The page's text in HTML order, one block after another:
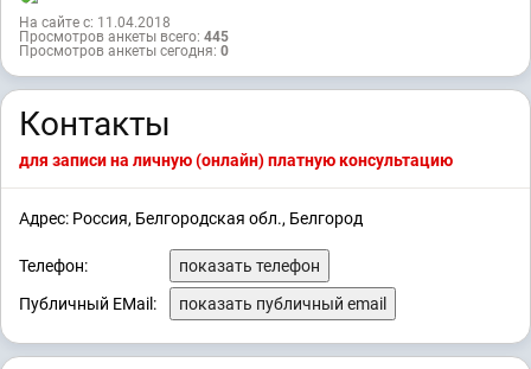
На сайте с: 11.04.2018
Просмотров анкеты всего: 445
Просмотров анкеты сегодня: 0
Контакты
для записи на личную (онлайн) платную консультацию
Адрес: Россия, Белгородская обл., Белгород
Телефон:
показать телефон
Публичный EMail:
показать публичный email